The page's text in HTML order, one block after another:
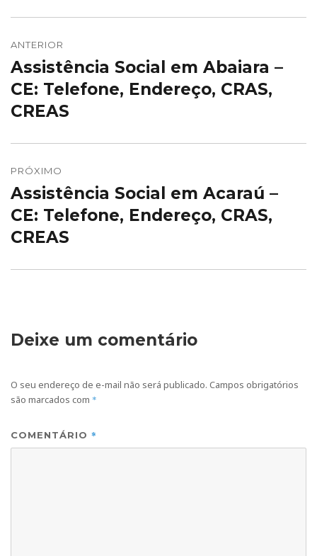
de
Post
ANTERIOR
Post
anterior:
Assistência Social em Abaiara –
CE: Telefone, Endereço, CRAS,
CREAS
PRÓXIMO
Próximo
post:
Assistência Social em Acaraú –
CE: Telefone, Endereço, CRAS,
CREAS
Deixe um comentário
O seu endereço de e-mail não será publicado. Campos obrigatórios
são marcados com *
COMENTÁRIO *